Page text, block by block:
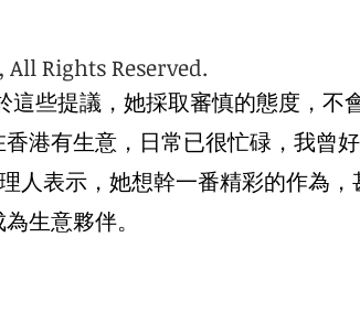
些提議，她採取審慎的態度，不
港有生意，日常已很忙碌，我曾
人表示，她想幹一番精彩的作為，
生意夥伴。
Rights Reserved.